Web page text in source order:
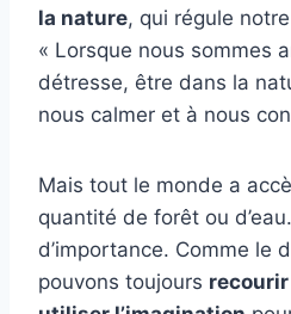
la nature, qui régule
« Lorsque nous sommes
détresse, être dans la
nous calmer et à nous
Mais tout le monde a
quantité de forêt ou d’eau.
d’importance. Comme le
pouvons toujours